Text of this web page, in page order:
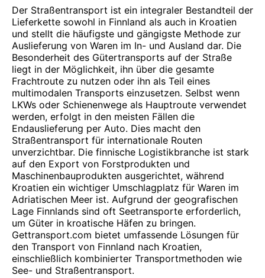
Der Straßentransport ist ein integraler Bestandteil der
Lieferkette sowohl in Finnland als auch in Kroatien
und stellt die häufigste und gängigste Methode zur
Auslieferung von Waren im In- und Ausland dar. Die
Besonderheit des Gütertransports auf der Straße
liegt in der Möglichkeit, ihn über die gesamte
Frachtroute zu nutzen oder ihn als Teil eines
multimodalen Transports einzusetzen. Selbst wenn
LKWs oder Schienenwege als Hauptroute verwendet
werden, erfolgt in den meisten Fällen die
Endauslieferung per Auto. Dies macht den
Straßentransport für internationale Routen
unverzichtbar. Die finnische Logistikbranche ist stark
auf den Export von Forstprodukten und
Maschinenbauprodukten ausgerichtet, während
Kroatien ein wichtiger Umschlagplatz für Waren im
Adriatischen Meer ist. Aufgrund der geografischen
Lage Finnlands sind oft Seetransporte erforderlich,
um Güter in kroatische Häfen zu bringen.
Gettransport.com bietet umfassende Lösungen für
den Transport von Finnland nach Kroatien,
einschließlich kombinierter Transportmethoden wie
See- und Straßentransport.